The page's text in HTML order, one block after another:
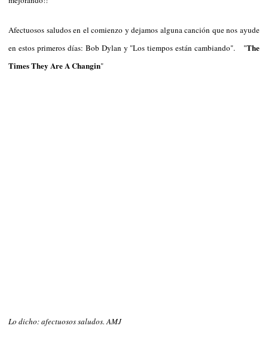
Afectuosos saludos en el comienzo y dejamos alguna canción que nos ayude
en estos primeros días: Bob Dylan y "Los tiempos están cambiando". "The
Times They Are A Changin"
Lo dicho: afectuosos saludos. AMJ